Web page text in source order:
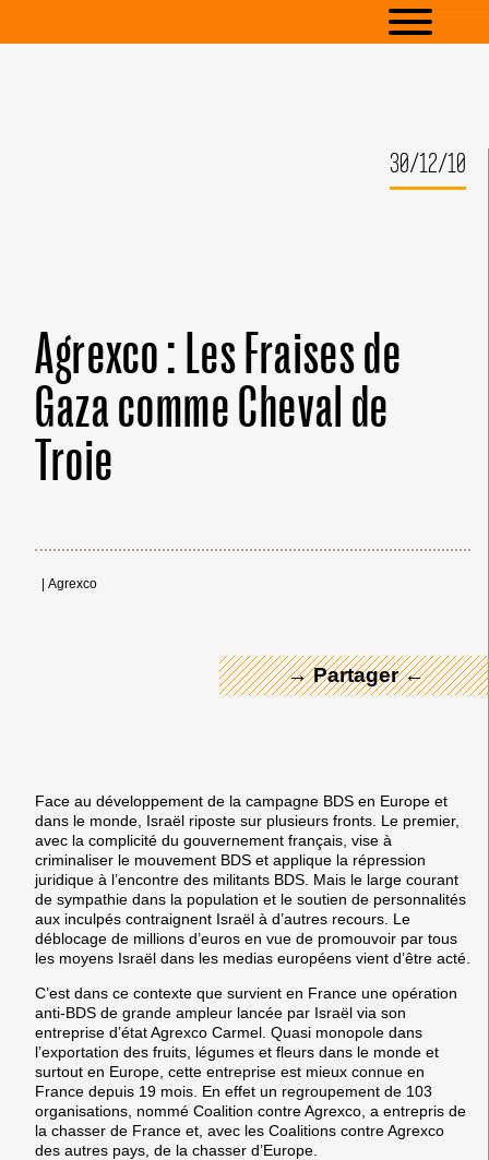
30/12/10
Agrexco : Les Fraises de
Gaza comme Cheval de
Troie
Agrexco
→ Partager ←
Face au développement de la campagne BDS en Europe et
dans le monde, Israël riposte sur plusieurs fronts. Le premier,
avec la complicité du gouvernement français, vise à
criminaliser le mouvement BDS et applique la répression
juridique à l’encontre des militants BDS. Mais le large courant
de sympathie dans la population et le soutien de personnalités
aux inculpés contraignent Israël à d’autres recours. Le
déblocage de millions d’euros en vue de promouvoir par tous
les moyens Israël dans les medias européens vient d’être acté.
C’est dans ce contexte que survient en France une opération
anti-BDS de grande ampleur lancée par Israël via son
entreprise d’état Agrexco Carmel. Quasi monopole dans
l’exportation des fruits, légumes et fleurs dans le monde et
surtout en Europe, cette entreprise est mieux connue en
France depuis 19 mois. En effet un regroupement de 103
organisations, nommé Coalition contre Agrexco, a entrepris de
la chasser de France et, avec les Coalitions contre Agrexco
des autres pays, de la chasser d’Europe.